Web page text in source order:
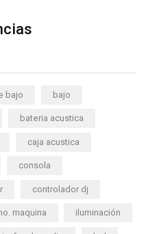
bajo bajo
bateria acustica
caja acustica
consola
controlador dj
maquina iluminación